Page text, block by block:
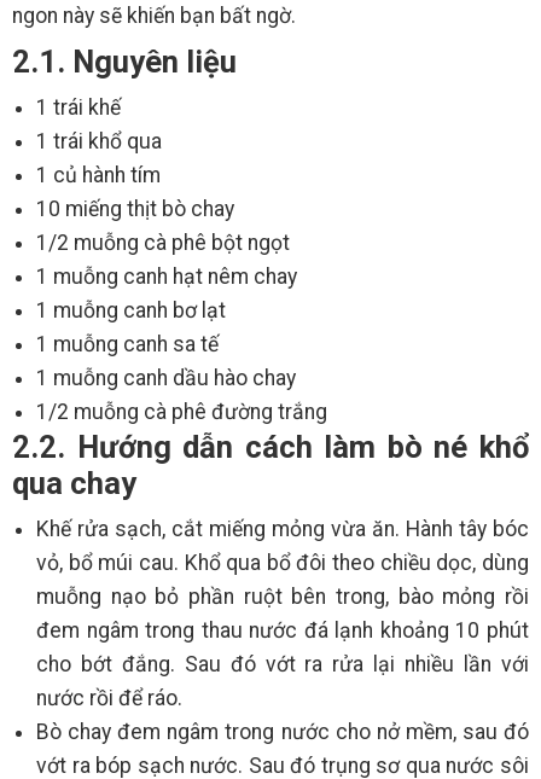
ngon này sẽ khiến bạn bất ngờ.
2.1. Nguyên liệu
1 trái khế
1 trái khổ qua
1 củ hành tím
10 miếng thịt bò chay
1/2 muỗng cà phê bột ngọt
1 muỗng canh hạt nêm chay
1 muỗng canh bơ lạt
1 muỗng canh sa tế
1 muỗng canh dầu hào chay
1/2 muỗng cà phê đường trắng
2.2. Hướng dẫn cách làm bò né khổ
qua chay
Khế rửa sạch, cắt miếng mỏng vừa ăn. Hành tây bóc
vỏ, bổ múi cau. Khổ qua bổ đôi theo chiều dọc, dùng
muỗng nạo bỏ phần ruột bên trong, bào mỏng rồi
đem ngâm trong thau nước đá lạnh khoảng 10 phút
cho bớt đắng. Sau đó vớt ra rửa lại nhiều lần với
nước rồi để ráo.
Bò chay đem ngâm trong nước cho nở mềm, sau đó
vớt ra bóp sạch nước. Sau đó trụng sơ qua nước sôi